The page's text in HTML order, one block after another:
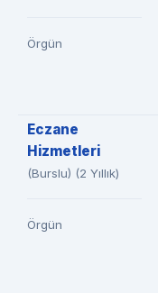
Örgün
Eczane
Hizmetleri
(Burslu) (2 Yıllık)
Örgün